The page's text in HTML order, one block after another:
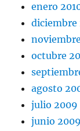
enero
diciembre
octubre
agosto
julio 2009
junio 2009